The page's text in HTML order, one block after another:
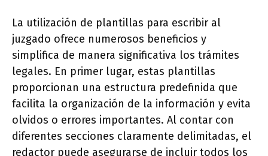
La utilización de plantillas para escribir al
juzgado ofrece numerosos beneficios y
simplifica de manera significativa los trámites
legales. En primer lugar, estas plantillas
proporcionan una estructura predefinida que
facilita la organización de la información y evita
olvidos o errores importantes. Al contar con
diferentes secciones claramente delimitadas, el
redactor puede asegurarse de incluir todos los